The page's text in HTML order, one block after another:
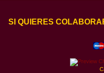
SI QUIERES